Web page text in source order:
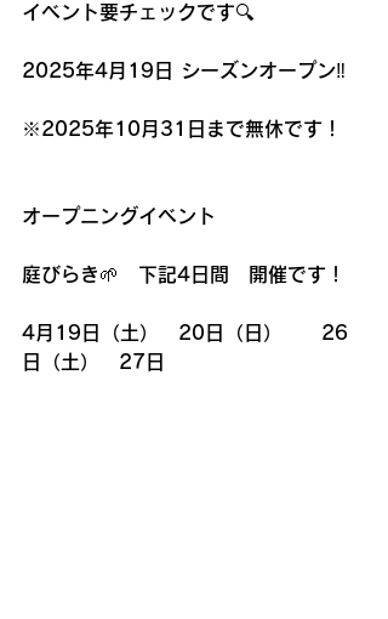
イベント要チェックです🔍
2025年4月19日 シーズンオープン‼︎
※2025年10月31日まで無休です！
オープニングイベント
庭びらき🌱　下記4日間　開催です！
4月19日（土）　20日（日）　　26
日（土）　27日